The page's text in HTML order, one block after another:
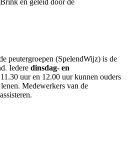
peutergroepen (SpelendWijz) is de
Iedere dinsdag- en
uur en 12.00 uur kunnen ouders
Medewerkers van de